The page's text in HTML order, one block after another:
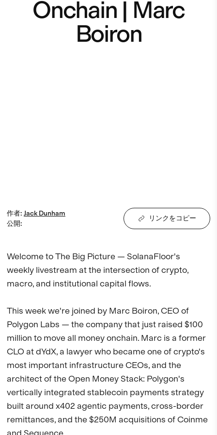
Onchain | Marc
Boiron
作者: Jack Dunham
公開:
リンクをコピー
Welcome to The Big Picture — SolanaFloor's
weekly livestream at the intersection of crypto,
macro, and institutional capital flows.
This week we're joined by Marc Boiron, CEO of
Polygon Labs — the company that just raised $100
million to move all money onchain. Marc is a former
CLO at dYdX, a lawyer who became one of crypto's
most important infrastructure CEOs, and the
architect of the Open Money Stack: Polygon's
vertically integrated stablecoin payments strategy
built around x402 agentic payments, cross-border
remittances, and the $250M acquisitions of Coinme
and Sequence.